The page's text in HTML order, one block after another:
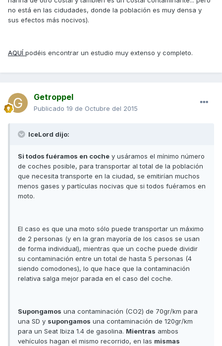
no está en las cidudades, donde la población es muy densa y
sus efectos más nocivos).
AQUÍ podéis encontrar un estudio muy extenso y completo.
Getroppel
Publicado 19 de Octubre del 2015
IceLord dijo:
Si todos fuéramos en coche y usáramos el mínimo número
de coches posible, para transportar al total de la población
que necesita transporte en la ciudad, se emitirían muchos
menos gases y partículas nocivas que si todos fuéramos en
moto.
El caso es que una moto sólo puede transportar un máximo
de 2 personas (y en la gran mayoría de los casos se usan
de forma individual), mientras que un coche puede dividir
su contaminación entre un total de hasta 5 personas (4
siendo comodones), lo que hace que la contaminación
relativa salga mejor parada en el caso del coche.
Supongamos una contaminación (CO2) de 70gr/km para
una SD y supongamos una contaminación de 120gr/km
para un Seat Ibiza 1.4 de gasolina. Mientras ambos
vehículos hagan el mismo recorrido, en las mismas